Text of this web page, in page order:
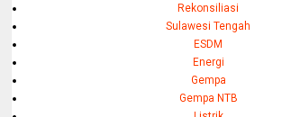
Rekonsiliasi
Sulawesi Tengah
ESDM
Energi
Gempa
Gempa NTB